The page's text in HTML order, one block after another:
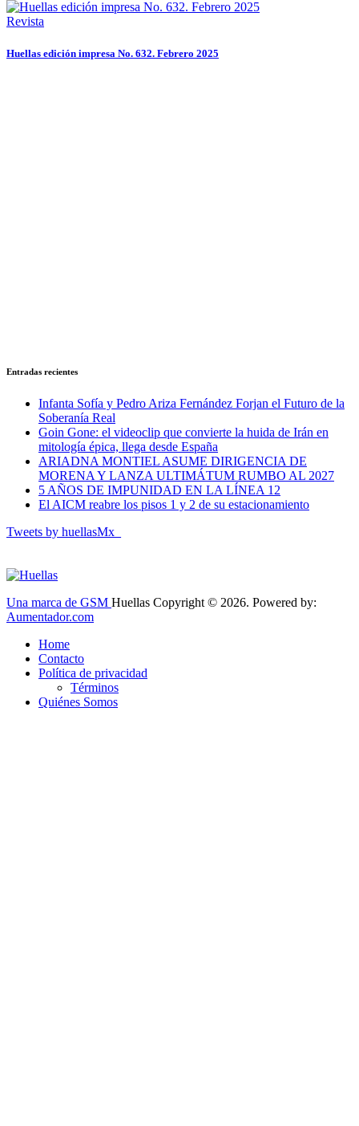
Revista
Huellas edición impresa No. 632. Febrero 2025
Entradas recientes
Infanta Sofía y Pedro Ariza Fernández Forjan el Futuro de la
Soberanía Real
Goin Gone: el videoclip que convierte la huida de Irán en
mitología épica, llega desde España
ARIADNA MONTIEL ASUME DIRIGENCIA DE
MORENA Y LANZA ULTIMÁTUM RUMBO AL 2027
5 AÑOS DE IMPUNIDAD EN LA LÍNEA 12
El AICM reabre los pisos 1 y 2 de su estacionamiento
Tweets by huellasMx_
Una marca de GSM Huellas Copyright © 2026. Powered by:
Aumentador.com
Home
Contacto
Política de privacidad
Términos
Quiénes Somos